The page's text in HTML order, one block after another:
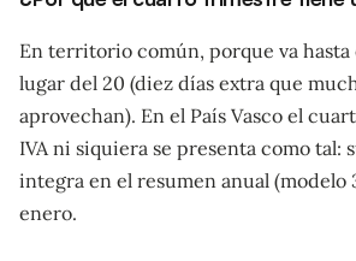
En territorio común, porque va hasta
lugar del 20 (diez días extra que
aprovechan). En el País Vasco el
IVA ni siquiera se presenta como tal:
integra en el resumen anual (modelo
enero.